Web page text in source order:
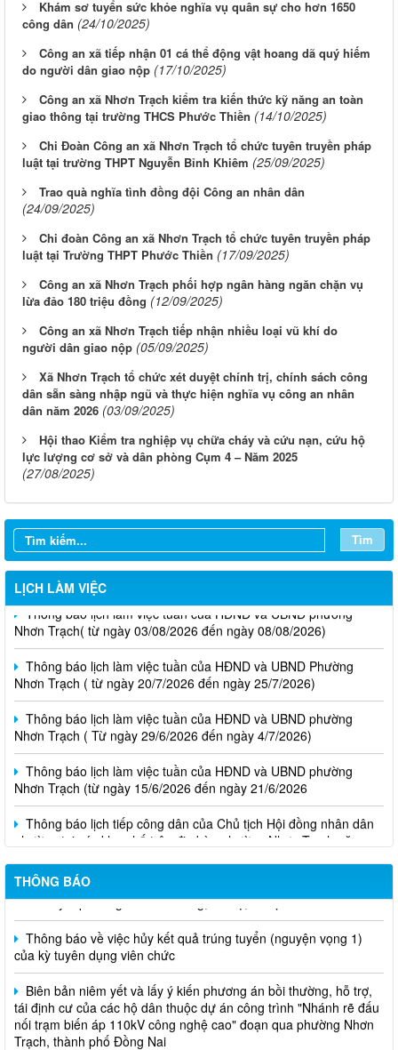
Khám sơ tuyển sức khỏe nghĩa vụ quân sự cho hơn 1650
công dân (24/10/2025)
Công an xã tiếp nhận 01 cá thể động vật hoang dã quý hiếm
do người dân giao nộp (17/10/2025)
Công an xã Nhơn Trạch kiểm tra kiến thức kỹ năng an toàn
giao thông tại trường THCS Phước Thiền (14/10/2025)
Chi Đoàn Công an xã Nhơn Trạch tổ chức tuyên truyền pháp
luật tại trường THPT Nguyễn Bỉnh Khiêm (25/09/2025)
Trao quà nghĩa tình đồng đội Công an nhân dân
(24/09/2025)
Chi đoàn Công an xã Nhơn Trạch tổ chức tuyên truyền pháp
luật tại Trường THPT Phước Thiền (17/09/2025)
Công an xã Nhơn Trạch phối hợp ngân hàng ngăn chặn vụ
lừa đảo 180 triệu đồng (12/09/2025)
Công an xã Nhơn Trạch tiếp nhận nhiều loại vũ khí do
người dân giao nộp (05/09/2025)
Xã Nhơn Trạch tổ chức xét duyệt chính trị, chính sách công
dân sẵn sàng nhập ngũ và thực hiện nghĩa vụ công an nhân
dân năm 2026 (03/09/2025)
Hội thao Kiểm tra nghiệp vụ chữa cháy và cứu nạn, cứu hộ
lực lượng cơ sở và dân phòng Cụm 4 – Năm 2025
(27/08/2025)
Tìm
LỊCH LÀM VIỆC
Thông báo lịch làm việc tuần của HĐND và UBND phường
Nhơn Trạch( từ ngày 03/08/2026 đến ngày 08/08/2026)
Thông báo lịch làm việc tuần của HĐND và UBND Phường
Nhơn Trạch ( từ ngày 20/7/2026 đến ngày 25/7/2026)
Thông báo lịch làm việc tuần của HĐND và UBND phường
Nhơn Trạch ( Từ ngày 29/6/2026 đến ngày 4/7/2026)
Thông báo lịch làm việc tuần của HĐND và UBND phường
Nhơn Trạch (từ ngày 15/6/2026 đến ngày 21/6/2026
Thông báo lịch tiếp công dân của Chủ tịch Hội đồng nhân dân
phường tại các khu phố trên địa bàn phường Nhơn Trạch năm
2026
THÔNG BÁO
Niêm yết phương án bồi thường, hỗ trợ, tái định cư
Thông báo về việc hủy kết quả trúng tuyển (nguyện vọng 1)
của kỳ tuyên dụng viên chức
Biên bản niêm yết và lấy ý kiến phương án bồi thường, hỗ trợ,
tái định cư của các hộ dân thuộc dự án công trình "Nhánh rẽ đấu
nối trạm biến áp 110kV công nghệ cao" đoạn qua phường Nhơn
Trạch, thành phố Đồng Nai